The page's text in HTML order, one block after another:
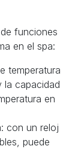
funciones
en el spa:
temperatura
la capacidad
en
con un reloj
puede